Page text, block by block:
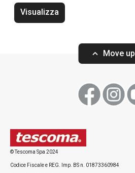
FRAME 45 x 32 cm, verde
Visualizza
Move up
© Tescoma Spa 2024
Codice Fiscale e REG. Imp. BS n. 01873360984